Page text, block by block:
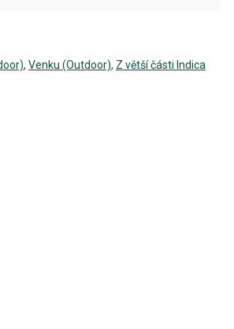
, Venku (Outdoor), Z větší části Indica